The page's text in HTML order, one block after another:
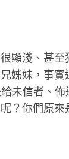
顯淺、甚
姊妹，事
未信者、
？你們原